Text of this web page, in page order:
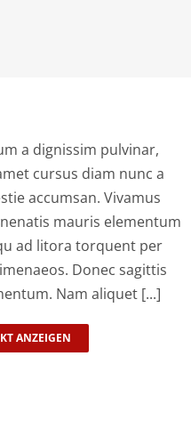
a dignissim pulvinar,
cursus diam nunc a
accumsan. Vivamus
mauris elementum
ad litora torquent per
Donec sagittis
Nam aliquet [...]
ANZEIGEN